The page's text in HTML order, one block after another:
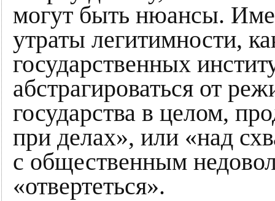
могут быть нюансы.
утраты легитимности,
государственных
абстрагироваться от
государства в целом,
при делах», или «над
с общественным
«отвертеться».